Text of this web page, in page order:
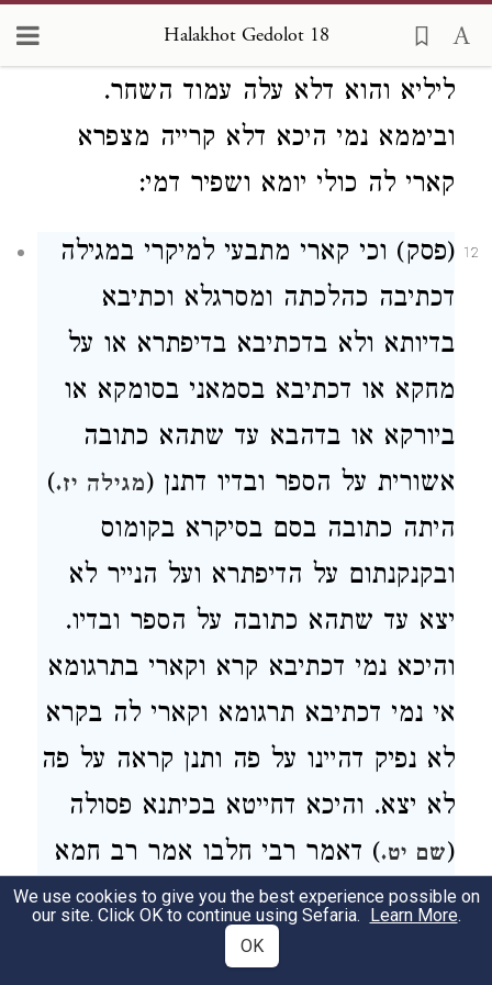
Halakhot Gedolot 18
והיכא דלא קרייה מפניא קארי לה כולי
ליליא והוא דלא עלה עמוד השחר.
וביממא נמי היכא דלא קרייה מצפרא
קארי לה כולי יומא ושפיר דמי:
12
(פסק) וכי קארי מתבעי למיקרי במגילה
דכתיבה כהלכתה ומסרגלא וכתיבא
בדיותא ולא בדכתיבא בדיפתרא או על
מחקא או דכתיבא בסמאני בסומקא או
ביורקא או בדהבא עד שתהא כתובה
אשורית על הספר ובדיו דתנן (מגילה יז.)
היתה כתובה בסם בסיקרא בקומוס
ובקנקנתום על הדיפתרא ועל הנייר לא
יצא עד שתהא כתובה על הספר ובדיו.
והיכא נמי דכתיבא קרא וקארי בתרגומא
אי נמי דכתיבא תרגומא וקארי לה בקרא
לא נפיק דהיינו על פה ותנן קראה על פה
לא יצא. והיכא דחייטא בכיתנא פסולה
(שם יט.) דאמר רבי חלבו אמר רב חמא
בר גוריא אמר רב מגלה נקראת ספר
ונקראת אגרת נקראת ספר שאם תפרה
We use cookies to give you the best experience possible on
our site. Click OK to continue using Sefaria. Learn More.
OK